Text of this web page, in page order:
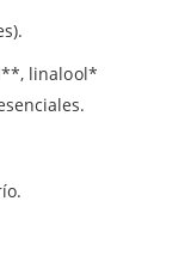
linalool*